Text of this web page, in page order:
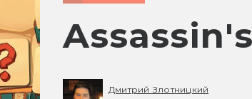
Дмитрий Злотницкий